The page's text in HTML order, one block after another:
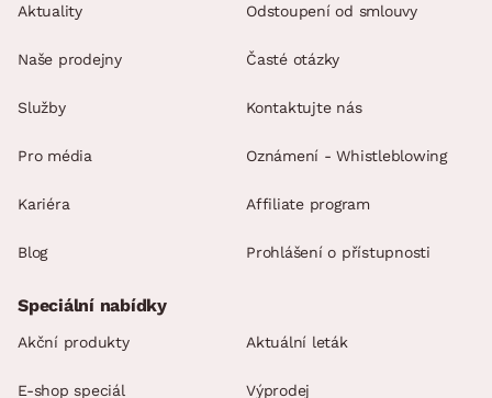
Aktuality
Naše prodejny
Služby
Pro média
Kariéra
Blog
Odstoupení od smlouvy
Časté otázky
Kontaktujte nás
Oznámení - Whistleblowing
Affiliate program
Prohlášení o přístupnosti
Speciální nabídky
Akční produkty Aktuální leták
E-shop speciál Výprodej